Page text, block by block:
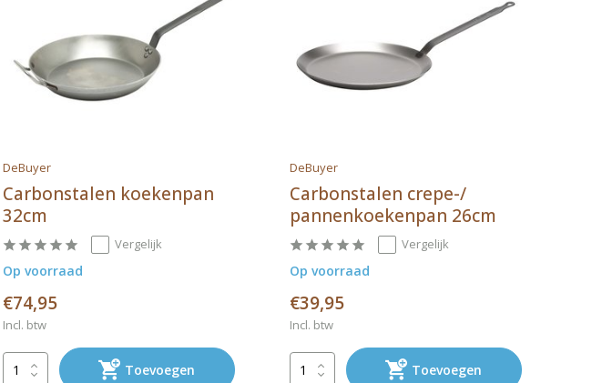
DeBuyer
Carbonstalen koekenpan
32cm
Vergelijk
Op voorraad
€74,95
Incl. btw
Toevoegen
DeBuyer
Carbonstalen crepe-/
pannenkoekenpan 26cm
Vergelijk
Op voorraad
€39,95
Incl. btw
Toevoegen